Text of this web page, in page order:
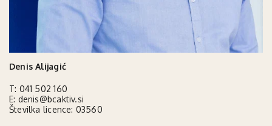
Denis Alijagić
T: 041 502 160
E: denis@bcaktiv.si
Številka licence: 03560